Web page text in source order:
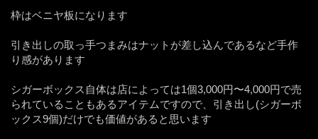
枠はベニヤ板になります
引き出しの取っ手つまみはナットが差し込んであるなど手作
り感があります
シガーボックス自体は店によっては1個3,000円〜4,000円で売
られていることもあるアイテムですので、引き出し(シガーボ
ックス9個)だけでも価値があると思います